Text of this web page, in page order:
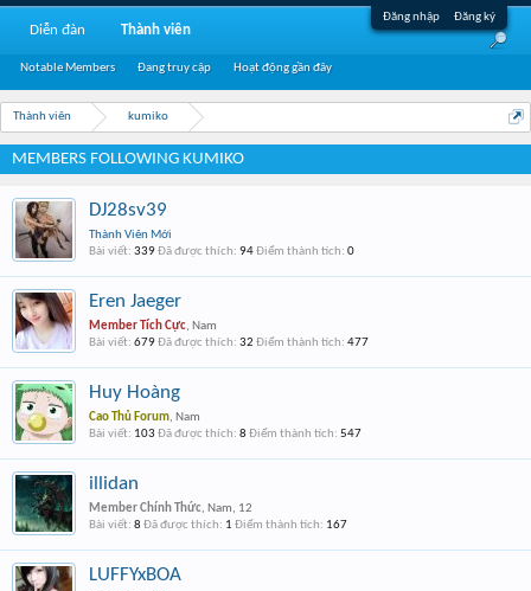
Đăng nhập Đăng ký
Thành viên kumiko
MEMBERS FOLLOWING KUMIKO
DJ28sv39
Thành Viên Mới
Bài viết: 339Đã được thích: 94Điểm thành tích: 0
Eren Jaeger
Member Tích Cực, Nam
Bài viết: 679Đã được thích: 32 Điểm thành tích: 477
Huy Hoàng
Cao Thủ Forum, Nam
Bài viết: 103 Đã được thích: 8 Điểm thành tích: 547
illidan
Member Chính Thức, Nam, 12
Bài viết: 8 Đã được thích: 1 Điểm thành tích: 167
LUFFYxBOA
Diễn đàn Thành viên
Notable Members Đang truy cập Hoạt động gần đây